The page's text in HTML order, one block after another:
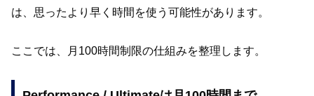
は、思ったより早く時間を使う可能性があります。
ここでは、月100時間制限の仕組みを整理します。